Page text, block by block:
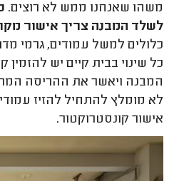
משהו שאנחנו ממש לא רוצים.
לשלד המבנה צריך אישור
כלולים למשל עמודים, גרמי
כל שינוי בבית קיים יש
המבנה ויאשר את ההריסה
לא מומלץ להתחיל להזיז
אישור קונסטרוקטור.